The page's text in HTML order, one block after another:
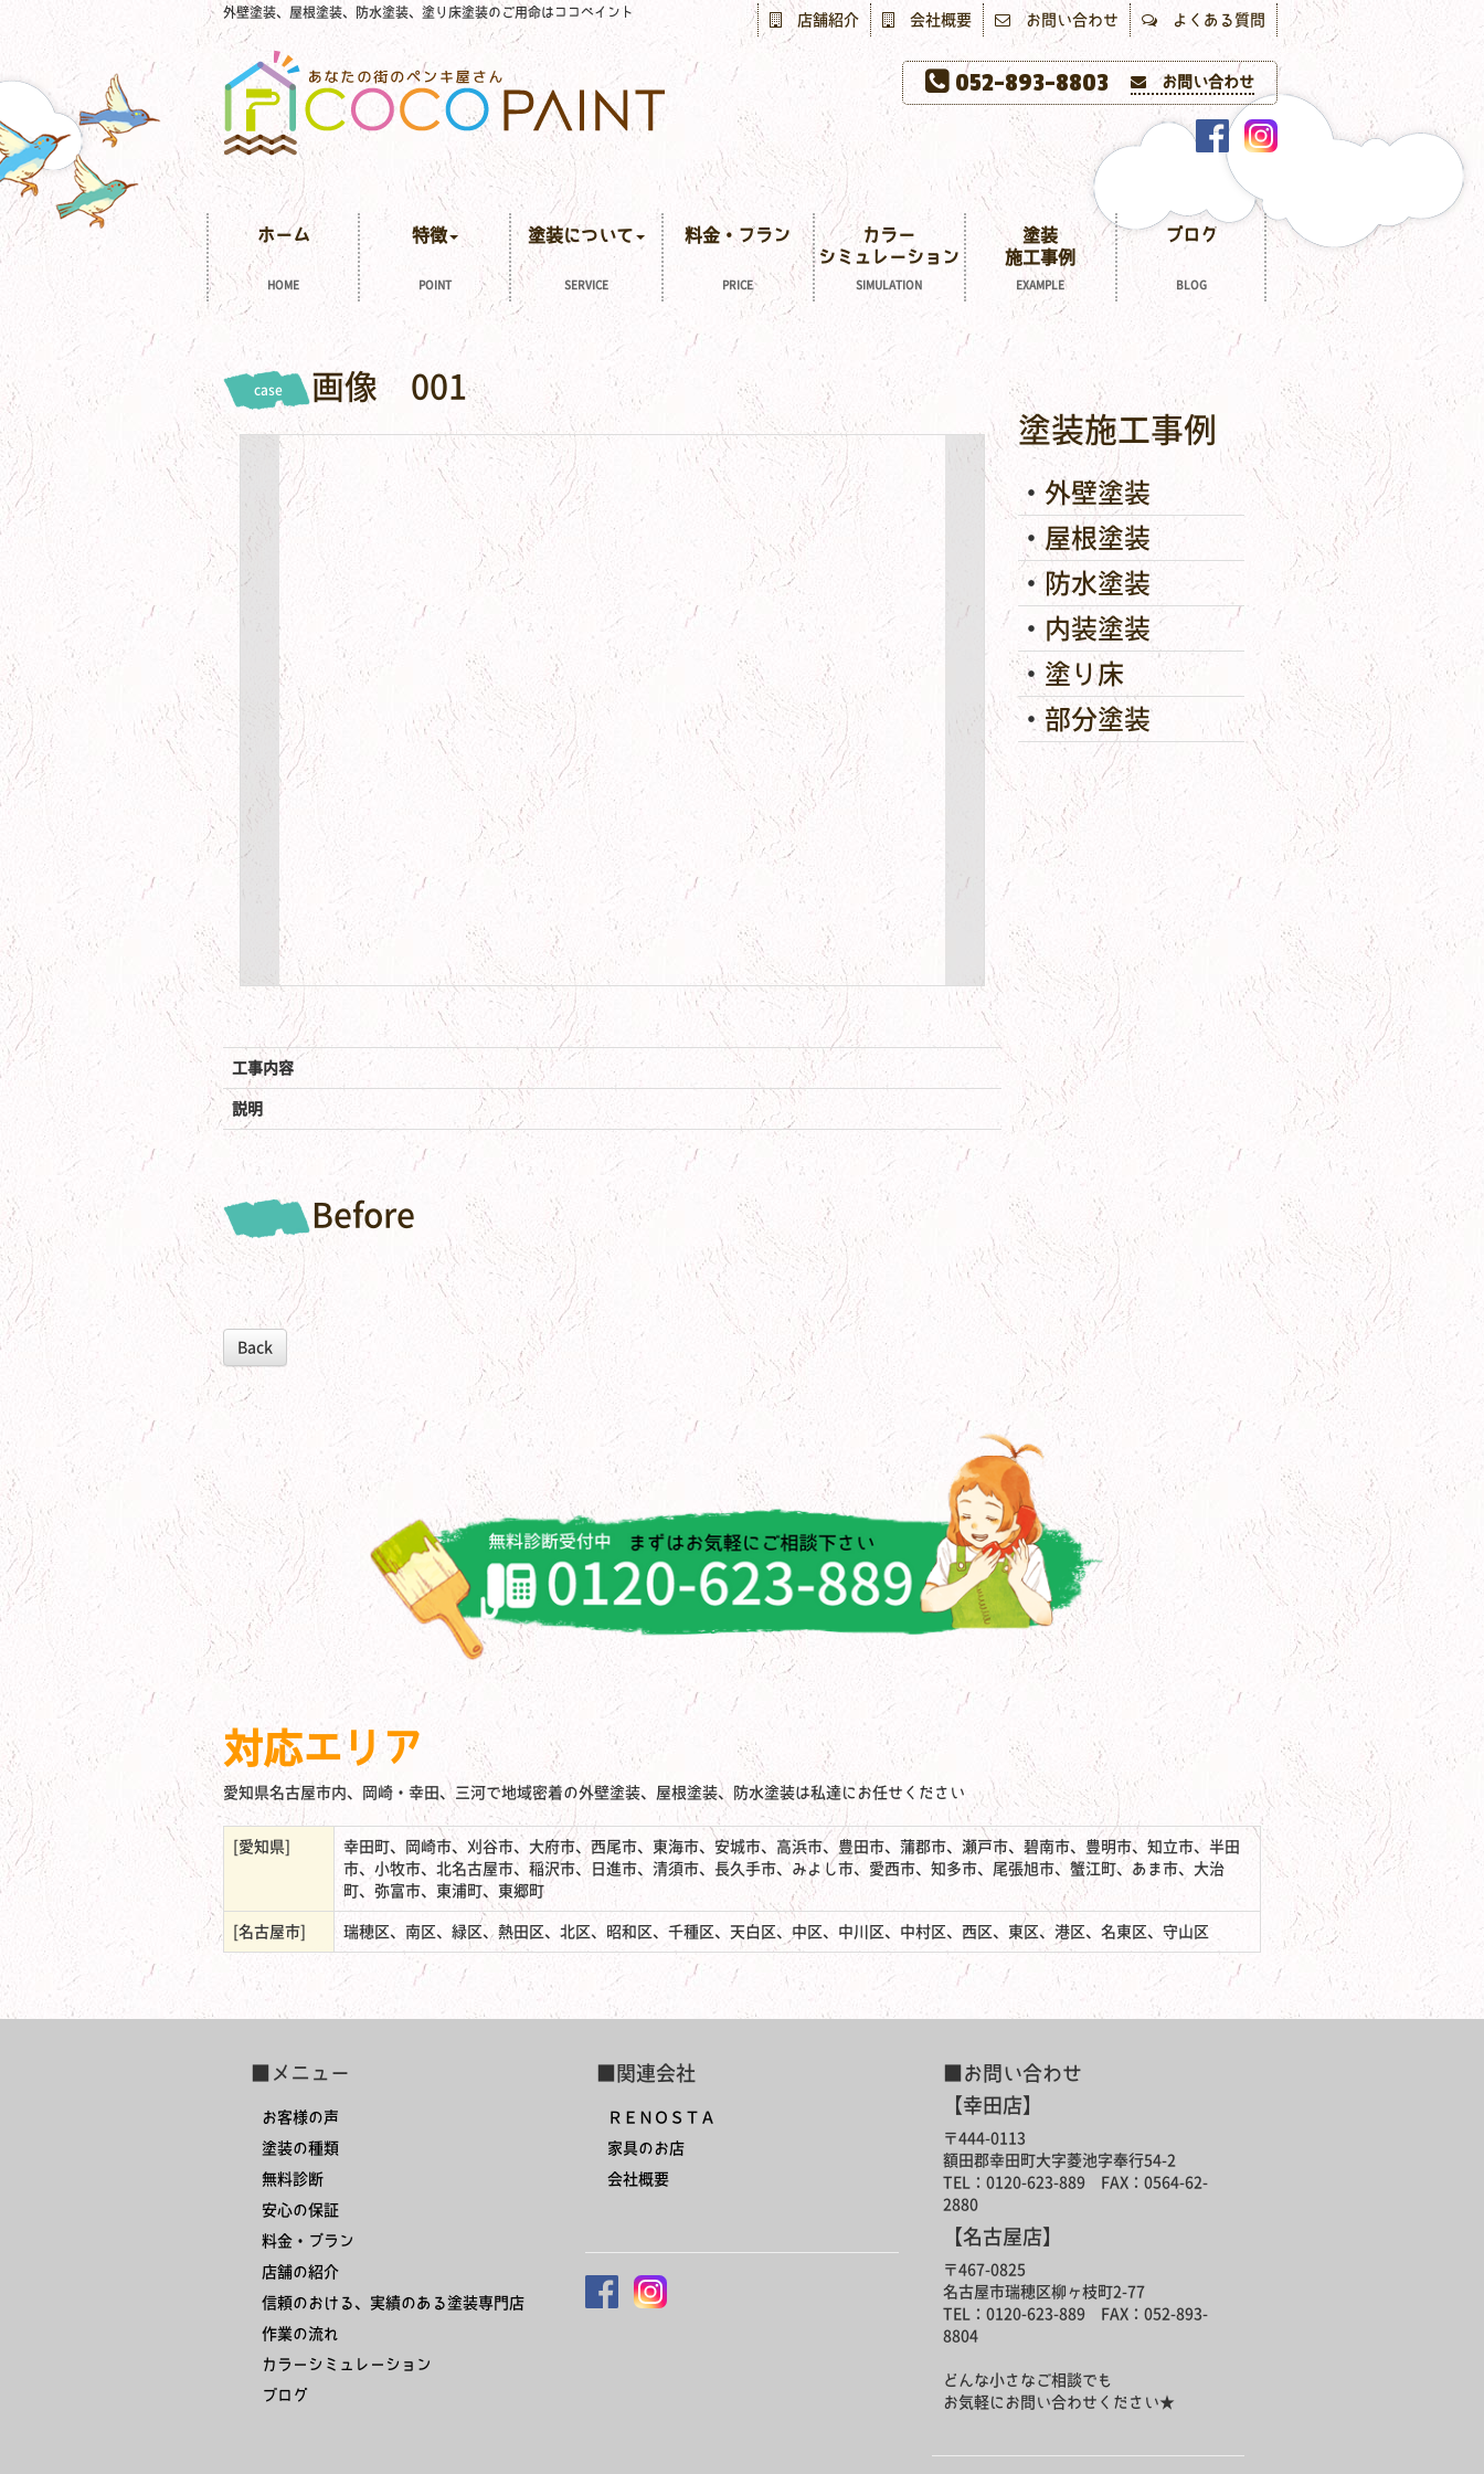
外壁塗装、屋根塗装、防水塗装、塗り床塗装のご用命はココペイント 店舗紹介 会社概要 お問い合わせ よくある質問
052-893-8803 お問い合わせ
HOME
ホーム
POINT
特徴
SERVICE
塗装について
PRICE
料金・プラン
SIMULATION
カラー
シミュレーション
EXAMPLE
塗装
施工事例
BLOG
ブログ
case 画像 001
工事内容
説明
Before
Back
塗装施工事例
外壁塗装
屋根塗装
防水塗装
内装塗装
塗り床
部分塗装
対応エリア
愛知県名古屋市内、岡崎・幸田、三河で地域密着の外壁塗装、屋根塗装、防水塗装は私達にお任せください
[愛知県]
幸田町、岡崎市、刈谷市、大府市、西尾市、東海市、安城市、高浜市、豊田市、蒲郡市、瀬戸市、碧南市、豊明市、知立市、半田
市、小牧市、北名古屋市、稲沢市、日進市、清須市、長久手市、みよし市、愛西市、知多市、尾張旭市、蟹江町、あま市、大治
町、弥富市、東浦町、東郷町
[名古屋市] 瑞穂区、南区、緑区、熱田区、北区、昭和区、千種区、天白区、中区、中川区、中村区、西区、東区、港区、名東区、守山区
■メニュー
お客様の声
塗装の種類
無料診断
安心の保証
料金・プラン
店舗の紹介
信頼のおける、実績のある塗装専門店
作業の流れ
カラーシミュレーション
ブログ
■関連会社
ＲＥＮＯＳＴＡ
家具のお店
会社概要
■お問い合わせ
【幸田店】
〒444-0113
額田郡幸田町大字菱池字奉行54-2
TEL：0120-623-889 FAX：0564-62-
2880
【名古屋店】
〒467-0825
名古屋市瑞穂区柳ヶ枝町2-77
TEL：0120-623-889 FAX：052-893-
8804
どんな小さなご相談でも
お気軽にお問い合わせください★